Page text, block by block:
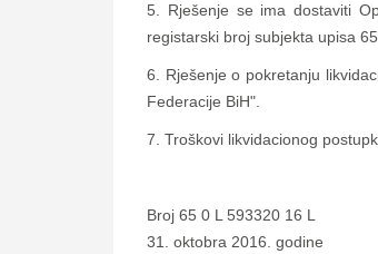
5. Rješenje se ima dostaviti
registarski broj subjekta upisa
6. Rješenje o pokretanju
Federacije BiH".
7. Troškovi likvidacionog
Broj 65 0 L 593320 16 L
31. oktobra 2016. godine